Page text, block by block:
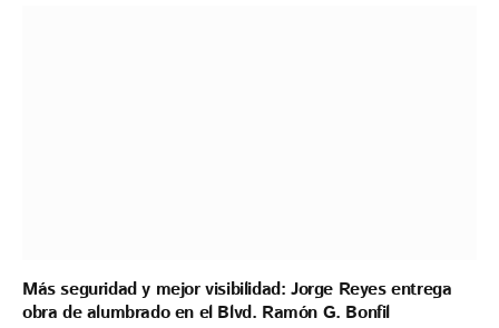
Más seguridad y mejor visibilidad: Jorge Reyes entrega
obra de alumbrado en el Blvd. Ramón G. Bonfil